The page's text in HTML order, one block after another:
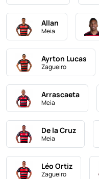
Allan
Meia
Ayrton Lucas
Zagueiro
Arrascaeta
Meia
De la Cruz
Meia
Léo Ortiz
Zagueiro